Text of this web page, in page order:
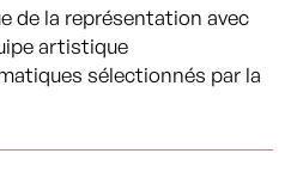
de la représentation avec
artistique
sélectionnés par la